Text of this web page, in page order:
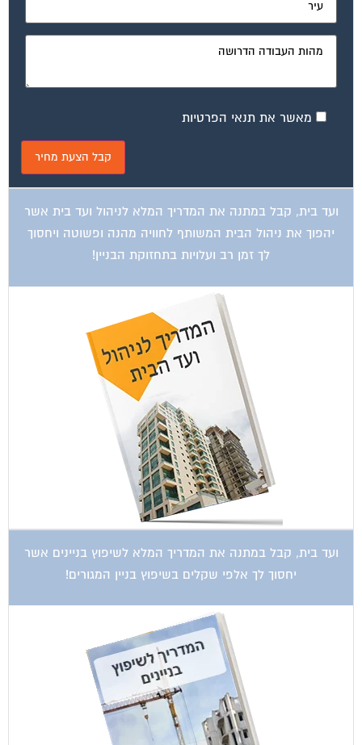
מאשר את תנאי הפרטיות
ועד בית, קבל במתנה את המדריך המלא לניהול ועד בית אשר
יהפוך את ניהול הבית המשותף לחוויה מהנה ופשוטה ויחסוך
לך זמן רב ועלויות בתחזוקת הבניין!
ועד בית, קבל במתנה את המדריך המלא לשיפוץ בניינים אשר
יחסוך לך אלפי שקלים בשיפוץ בניין המגורים!